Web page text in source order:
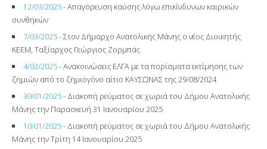
12/03/2025- Απαγόρευση καύσης λόγω επικίνδυνων καιρικών
συνθηκών
7/03/2025- Στον Δήμαρχο Ανατολικής Μάνης ο νέος Διοικητής
ΚΕΕΜ, Ταξίαρχος Γεώργιος Ζορμπάς
4/02/2025- Ανακοινώσεις ΕΛΓΑ µε τα πορίσματα εκτίμησης των
ζημιών από το ζημιογόνο αίτιο ΚΑΥΣΩΝΑΣ της 29/08/2024
30/01/2025- Διακοπή ρεύματος σε χωριά του Δήμου Ανατολικής
Μάνης την Παρασκευή 31 Ιανουαρίου 2025
10/01/2025- Διακοπή ρεύματος σε χωριά του Δήμου Ανατολικής
Μάνης την Τρίτη 14 Ιανουαρίου 2025